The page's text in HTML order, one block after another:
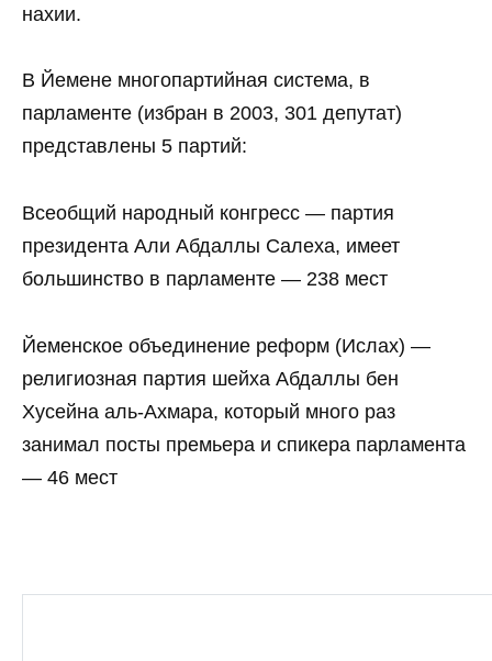
нахии.
В Йемене многопартийная система, в
парламенте (избран в 2003, 301 депутат)
представлены 5 партий:
Всеобщий народный конгресс — партия
президента Али Абдаллы Салеха, имеет
большинство в парламенте — 238 мест
Йеменское объединение реформ (Ислах) —
религиозная партия шейха Абдаллы бен
Хусейна аль-Ахмара, который много раз
занимал посты премьера и спикера парламента
— 46 мест